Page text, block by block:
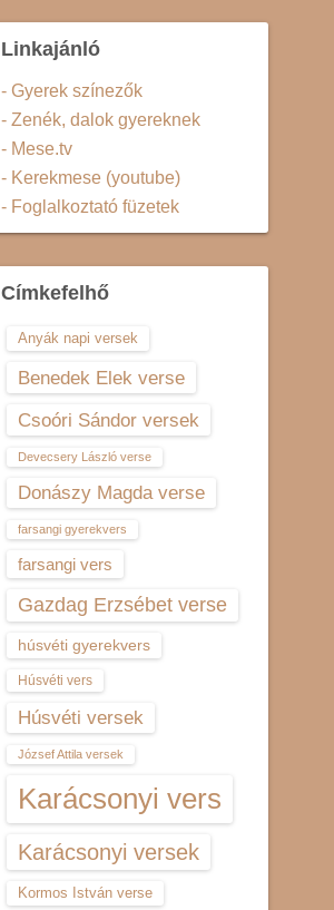
Linkajánló
- Gyerek színezők
- Zenék, dalok gyereknek
- Mese.tv
- Kerekmese (youtube)
- Foglalkoztató füzetek
Címkefelhő
Anyák napi versek
Benedek Elek verse
Csoóri Sándor versek
Devecsery László verse
Donászy Magda verse
farsangi gyerekvers
farsangi vers
Gazdag Erzsébet verse
húsvéti gyerekvers
Húsvéti vers
Húsvéti versek
József Attila versek
Karácsonyi vers
Karácsonyi versek
Kormos István verse